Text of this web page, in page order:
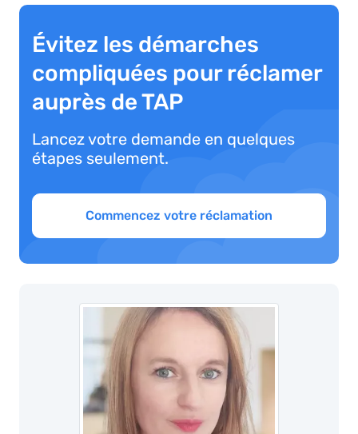
Évitez les démarches
compliquées pour réclamer
auprès de TAP
Lancez votre demande en quelques
étapes seulement.
Commencez votre réclamation